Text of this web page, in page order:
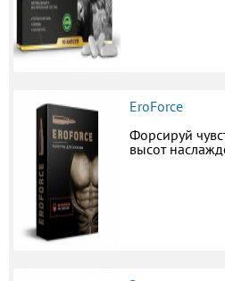
EroForce
Форсируй
высот